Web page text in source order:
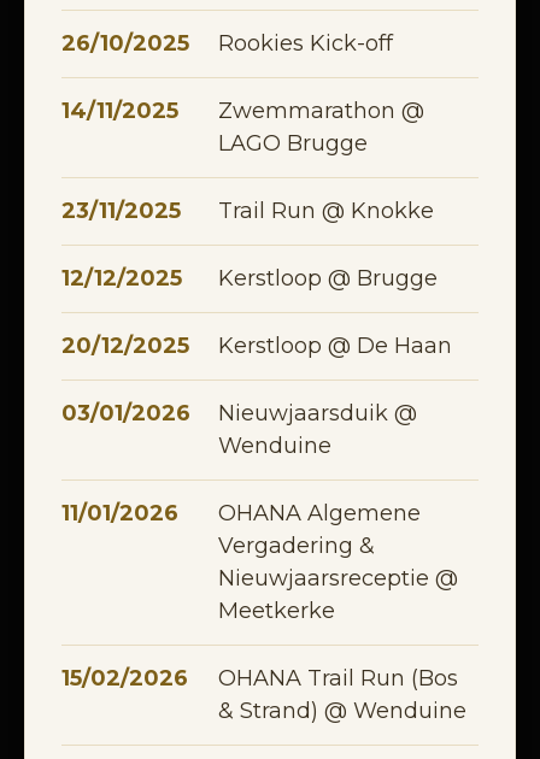
26/10/2025 Rookies Kick-off
14/11/2025
Zwemmarathon @
LAGO Brugge
23/11/2025 Trail Run @ Knokke
12/12/2025 Kerstloop @ Brugge
20/12/2025 Kerstloop @ De Haan
03/01/2026
Nieuwjaarsduik @
Wenduine
11/01/2026
OHANA Algemene
Vergadering &
Nieuwjaarsreceptie @
Meetkerke
15/02/2026
OHANA Trail Run (Bos
& Strand) @ Wenduine